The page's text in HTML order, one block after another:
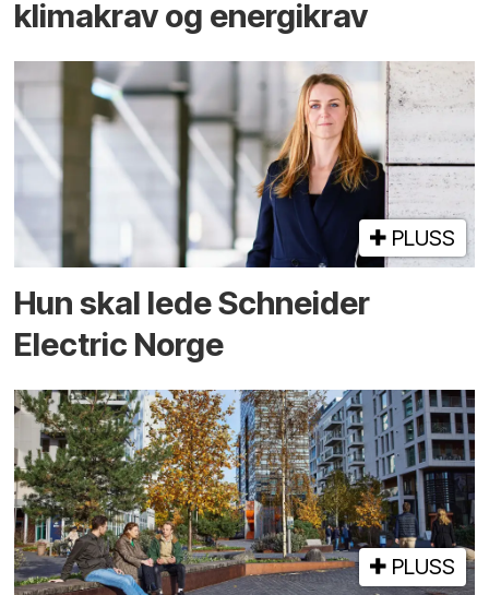
klimakrav og energikrav
PLUSS
Hun skal lede Schneider
Electric Norge
PLUSS